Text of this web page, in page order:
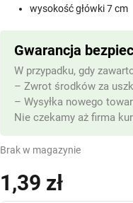
1,39 zł
wysokość główki 7 cm
Brak w magazynie
Gwarancja
W przypadku, gdy
– Zwrot środków za
– Wysyłka nowego
Nie czekamy aż firma